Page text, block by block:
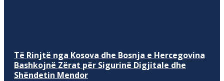
Të Rinjtë nga Kosova dhe Bosnja e Hercegovina
Bashkojnë Zërat për Sigurinë Digjitale dhe
Shëndetin Mendor